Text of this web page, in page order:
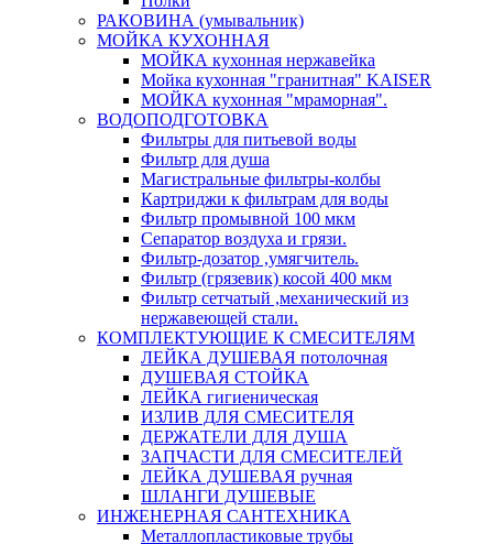
РАКОВИНА (умывальник)
МОЙКА КУХОННАЯ
МОЙКА кухонная нержавейка
Мойка кухонная "гранитная" KAISER
МОЙКА кухонная "мраморная".
ВОДОПОДГОТОВКА
Фильтры для питьевой воды
Фильтр для душа
Магистральные фильтры-колбы
Картриджи к фильтрам для воды
Фильтр промывной 100 мкм
Сепаратор воздуха и грязи.
Фильтр-дозатор ,умягчитель.
Фильтр (грязевик) косой 400 мкм
Фильтр сетчатый ,механический из
нержавеющей стали.
КОМПЛЕКТУЮЩИЕ К СМЕСИТЕЛЯМ
ЛЕЙКА ДУШЕВАЯ потолочная
ДУШЕВАЯ СТОЙКА
ЛЕЙКА гигиеническая
ИЗЛИВ ДЛЯ СМЕСИТЕЛЯ
ДЕРЖАТЕЛИ ДЛЯ ДУША
ЗАПЧАСТИ ДЛЯ СМЕСИТЕЛЕЙ
ЛЕЙКА ДУШЕВАЯ ручная
ШЛАНГИ ДУШЕВЫЕ
ИНЖЕНЕРНАЯ САНТЕХНИКА
Металлопластиковые трубы